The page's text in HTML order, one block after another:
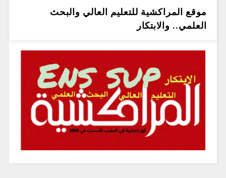
موقع المراكشية للتعليم العالي والبحث
العلمي.. والابتكار